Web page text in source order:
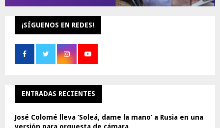
¡SÍGUENOS EN REDES!
ENTRADAS RECIENTES
José Colomé lleva ‘Soleá, dame la mano’ a Rusia en una